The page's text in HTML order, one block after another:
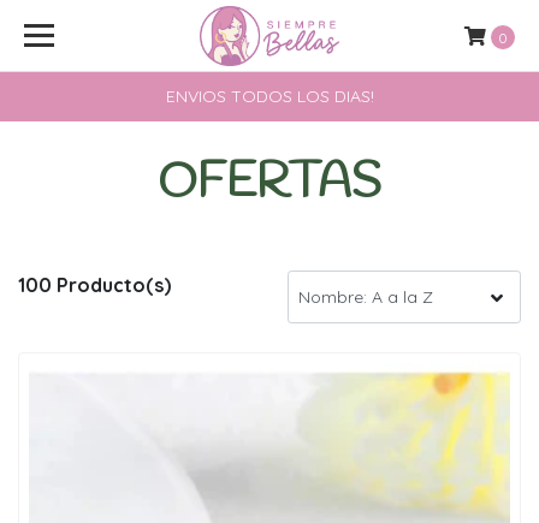
ENVIOS TODOS LOS DIAS!
0
OFERTAS
100 Producto(s)